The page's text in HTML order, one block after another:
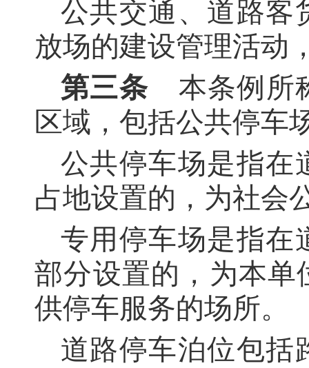
公共交通、道路客
放场的建设管理活动
第三条 本条例所
区域，包括公共停车
公共停车场是指在
占地设置的，为社会
专用停车场是指在
部分设置的，为本单
供停车服务的场所。
道路停车泊位包括